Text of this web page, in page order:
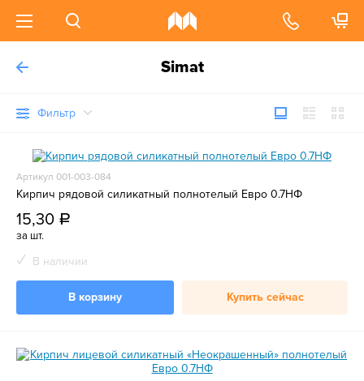
Simat
Фильтр
Артикул 001-003-084
Кирпич рядовой силикатный полнотелый Евро 0.7НФ
15,30 a
за шт.
В наличии
В корзину Купить сейчас